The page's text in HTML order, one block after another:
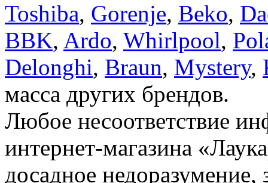
Toshiba, Gorenje, Beko,
BBK, Ardo, Whirlpool,
Delonghi, Braun, Mystery,
масса других брендов.
Любое несоответствие
интернет-магазина
досадное недоразумение,